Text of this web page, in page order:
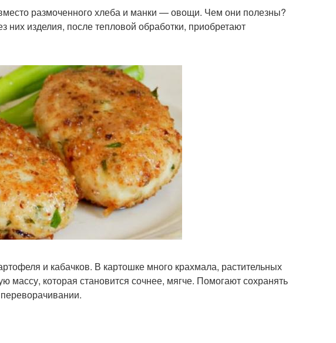
размоченного хлеба и манки — овощи. Чем они полезны?
изделия, после тепловой обработки, приобретают
и кабачков. В картошке много крахмала, растительных
массу, которая становится сочнее, мягче. Помогают сохранять